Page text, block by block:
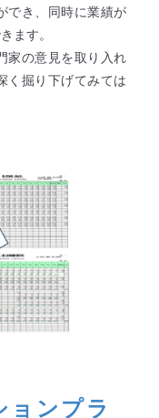
でき、同時に業績が
ます。
家の意見を取り入れ
く掘り下げてみては
ョンプラ